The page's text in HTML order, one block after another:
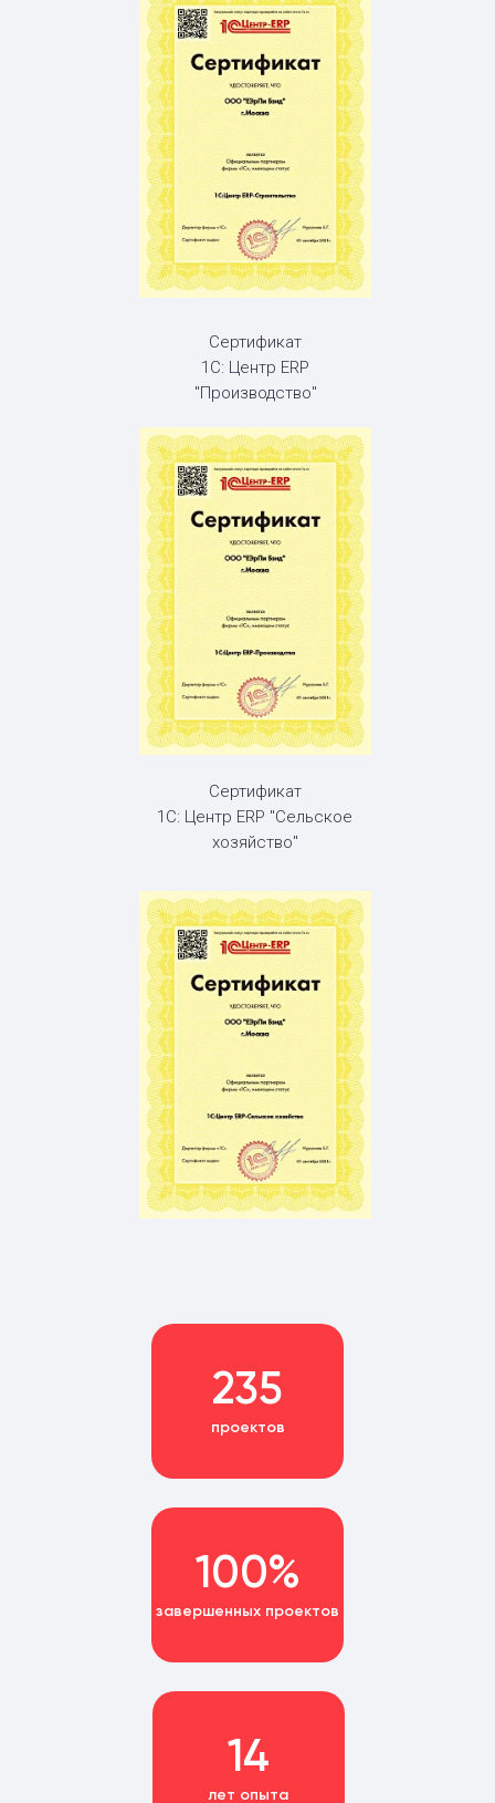
Сертификат
1С: Центр ERP
"Производство"
Сертификат
1С: Центр ERP "Сельское
хозяйство"
проектов
235
завершенных проектов
100%
лет опыта
14